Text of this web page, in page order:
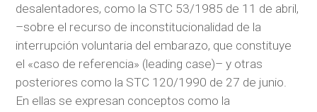
desalentadores, como la STC 53/1985 de 11 de abril,
–sobre el recurso de inconstitucionalidad de la
interrupción voluntaria del embarazo, que constituye
el «caso de referencia» (leading case)– y otras
posteriores como la STC 120/1990 de 27 de junio.
En ellas se expresan conceptos como la